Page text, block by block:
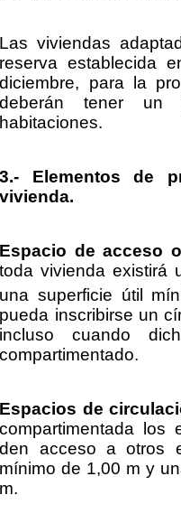
Las viviendas
reserva establecida
diciembre, para la
deberán tener un
habitaciones.
3.- Elementos de
vivienda.
Espacio de acceso
toda vivienda existirá
una superficie útil
pueda inscribirse un
incluso cuando
compartimentado.
Espacios de
compartimentada los
den acceso a otros
mínimo de 1,00 m y
m.